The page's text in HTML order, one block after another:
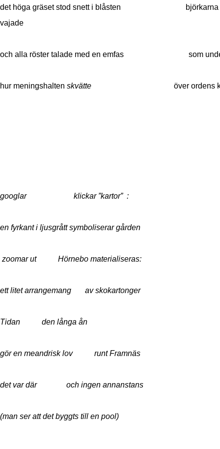
det höga gräset stod snett i blåsten björkarna
vajade
och alla röster talade med en emfas som
hur meningshalten skvätte över ordens
googlar klickar ”kartor” :
en fyrkant i ljusgrått symboliserar gården
zoomar ut Hörnebo materialiseras:
ett litet arrangemang av skokartonger
Tidan den långa ån
gör en meandrisk lov runt Framnäs
det var där och ingen annanstans
(man ser att det byggts till en pool)